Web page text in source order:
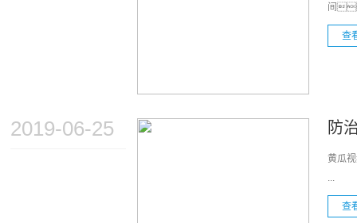
间
查
2019-06-25 防
黄瓜
...
查